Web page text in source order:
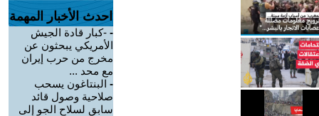
احدث الأخبار المهمة
- -كبار قادة الجيش
الأمريكي يبحثون عن
مخرج من حرب إيران
مع محد ...
- البنتاغون يسحب
صلاحية وصول قائد
سابق لسلاح الجو إلى